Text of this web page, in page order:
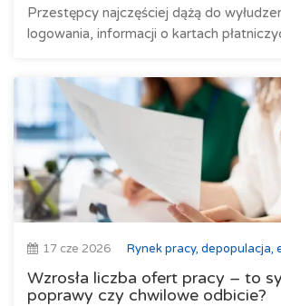
Przestępcy najczęściej dążą do
logowania, informacji o kartach
17 cze 2026 Rynek pracy, depopulacja,
Wzrosła liczba ofert pracy – to
poprawy czy chwilowe odbicie?